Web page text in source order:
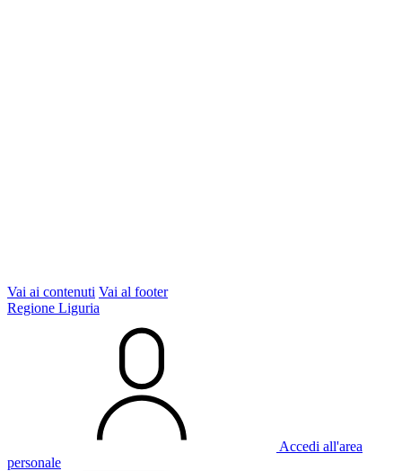
Vai ai contenuti Vai al footer
Regione Liguria
Accedi all'area
personale